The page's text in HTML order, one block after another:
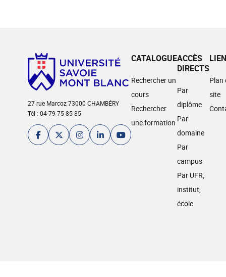
27 rue Marcoz 73000 CHAMBÉRY
Tél : 04 79 75 85 85
CATALOGUE
Rechercher un
cours
Rechercher
une formation
ACCÈS
DIRECTS
Par
diplôme
Par
domaine
Par
campus
Par UFR,
institut,
école
Plan
site